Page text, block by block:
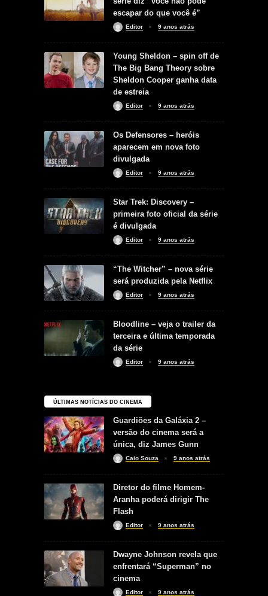
escapar do que você é”
Editor 9 anos atrás
Young Sheldon – spin off de
The Big Bang Theory sobre
Sheldon Cooper ganha data
de estreia
Editor 9 anos atrás
Os Defensores – heróis
aparecem em nova foto
divulgada
Editor 9 anos atrás
Star Trek: Discovery –
primeira foto oficial da série
é divulgada
Editor 9 anos atrás
“The Witcher” – nova série
será produzida pela Netflix
Editor 9 anos atrás
Bloodline – veja o trailer da
terceira e última temporada
da série
Editor 9 anos atrás
ÚLTIMAS NOTÍCIAS DO CINEMA
Guardiões da Galáxia 2 –
versão do cinema será a
única, diz James Gunn
Caio Souza 9 anos atrás
Diretor do filme Homem-
Aranha poderá dirigir The
Flash
Editor 9 anos atrás
Dwayne Johnson revela que
enfrentará “Superman” no
cinema
Editor 9 anos atrás